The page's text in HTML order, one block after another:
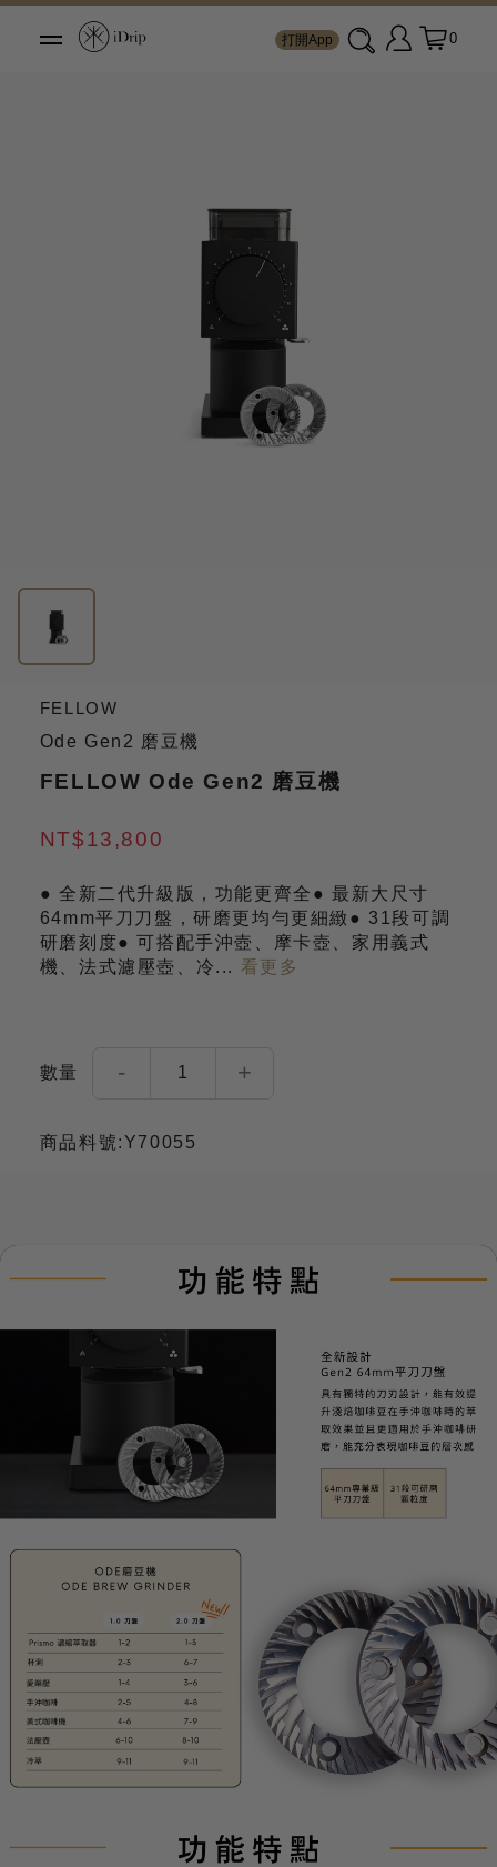
打開App 0
FELLOW
Ode Gen2 磨豆機
FELLOW Ode Gen2 磨豆機
NT$13,800
● 全新二代升級版，功能更齊全 ● 最新大尺寸
64mm平刀刀盤，研磨更均勻更細緻 ● 31段可調
研磨刻度● 可搭配手沖壺、摩卡壺、家用義式
機、法式濾壓壺、冷... 看更多
數量 - 1 +
商品料號:Y70055